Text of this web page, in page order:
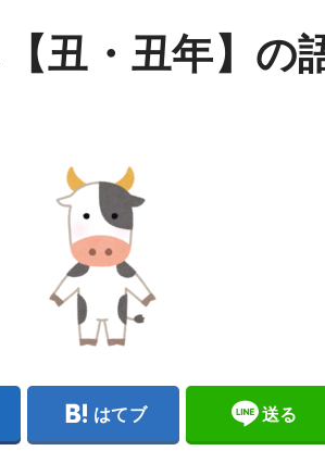
丑・丑年】の
はてブ 送る